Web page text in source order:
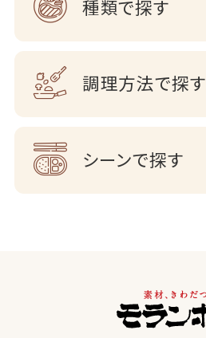
種類で探す
調理方法で探す
シーンで探す